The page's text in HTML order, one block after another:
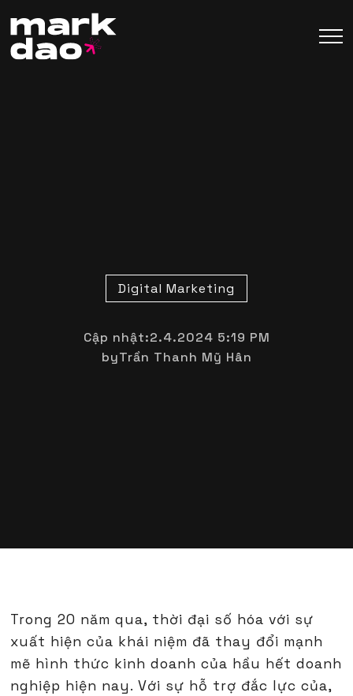
Digital Marketing
Cập nhật:2.4.2024 5:19 PM
byTrần Thanh Mỹ Hân
Trong 20 năm qua, thời đại số hóa với sự
xuất hiện của khái niệm đã thay đổi mạnh
mẽ hình thức kinh doanh của hầu hết doanh
nghiệp hiện nay. Với sự hỗ trợ đắc lực của,